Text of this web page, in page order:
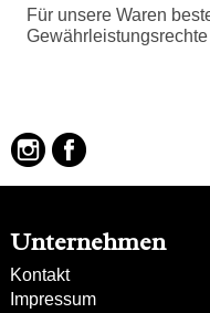
Für unsere Waren
Gewährleistungsrechte
Unternehmen
Kontakt
Impressum